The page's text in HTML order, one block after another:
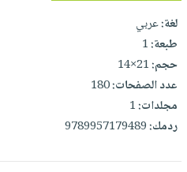
معنالغة:عربي
طبعة:1
حجم:21×14
عدد الصفحات:180
مجلدات:1
ردمك:9789957179489